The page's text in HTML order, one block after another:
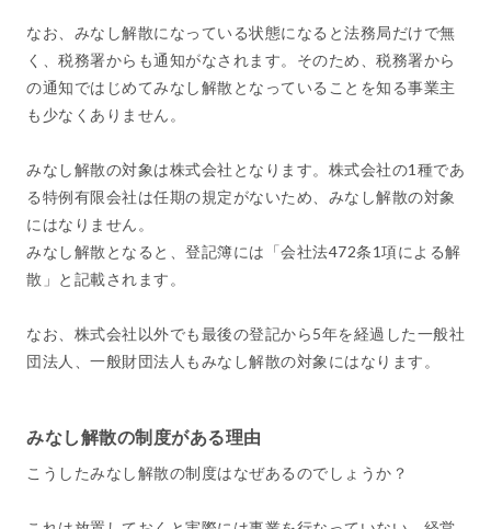
なお、みなし解散になっている状態になると法務局だけで無
く、税務署からも通知がなされます。そのため、税務署から
の通知ではじめてみなし解散となっていることを知る事業主
も少なくありません。
みなし解散の対象は株式会社となります。株式会社の1種であ
る特例有限会社は任期の規定がないため、みなし解散の対象
にはなりません。
みなし解散となると、登記簿には「会社法472条1項による解
散」と記載されます。
なお、株式会社以外でも最後の登記から5年を経過した一般社
団法人、一般財団法人もみなし解散の対象にはなります。
みなし解散の制度がある理由
こうしたみなし解散の制度はなぜあるのでしょうか？